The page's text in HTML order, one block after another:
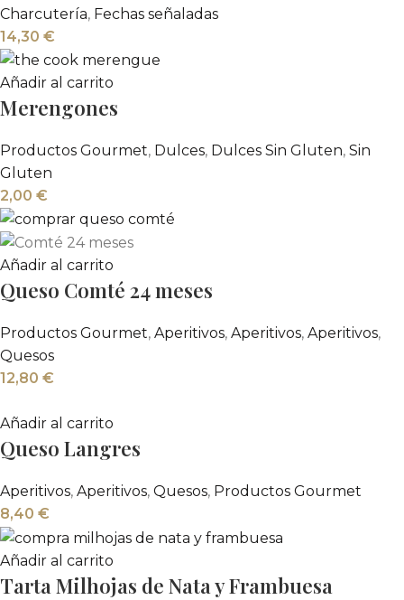
Charcutería, Fechas señaladas
14,30 €
Añadir al carrito
Merengones
Productos Gourmet, Dulces, Dulces Sin Gluten, Sin
Gluten
2,00 €
Añadir al carrito
Queso Comté 24 meses
Productos Gourmet, Aperitivos, Aperitivos, Aperitivos,
Quesos
12,80 €
Añadir al carrito
Queso Langres
Aperitivos, Aperitivos, Quesos, Productos Gourmet
8,40 €
Añadir al carrito
Tarta Milhojas de Nata y Frambuesa